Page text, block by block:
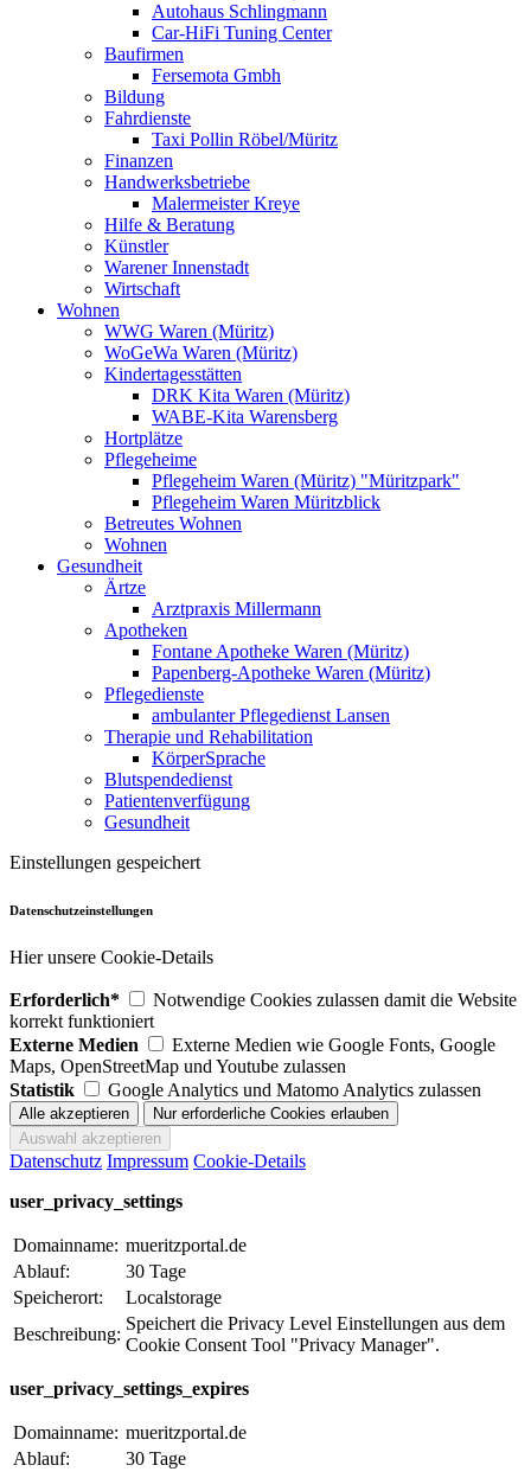
Autohaus Schlingmann
Car-HiFi Tuning Center
Baufirmen
Fersemota Gmbh
Bildung
Fahrdienste
Taxi Pollin Röbel/Müritz
Finanzen
Handwerksbetriebe
Malermeister Kreye
Hilfe & Beratung
Künstler
Warener Innenstadt
Wirtschaft
Wohnen
WWG Waren (Müritz)
WoGeWa Waren (Müritz)
Kindertagesstätten
DRK Kita Waren (Müritz)
WABE-Kita Warensberg
Hortplätze
Pflegeheime
Pflegeheim Waren (Müritz) "Müritzpark"
Pflegeheim Waren Müritzblick
Betreutes Wohnen
Wohnen
Gesundheit
Ärtze
Arztpraxis Millermann
Apotheken
Fontane Apotheke Waren (Müritz)
Papenberg-Apotheke Waren (Müritz)
Pflegedienste
ambulanter Pflegedienst Lansen
Therapie und Rehabilitation
KörperSprache
Blutspendedienst
Patientenverfügung
Gesundheit
Einstellungen gespeichert
Datenschutzeinstellungen
Hier unsere Cookie-Details
Erforderlich*
Notwendige Cookies zulassen damit die Website
korrekt funktioniert
Externe Medien
Externe Medien wie Google Fonts, Google
Maps, OpenStreetMap und Youtube zulassen
Statistik
Google Analytics und Matomo Analytics zulassen
Datenschutz Impressum Cookie-Details
user_privacy_settings
Domainname: mueritzportal.de
Ablauf:
30 Tage
Speicherort:
Localstorage
Beschreibung:
Speichert die Privacy Level Einstellungen aus dem
Cookie Consent Tool "Privacy Manager".
user_privacy_settings_expires
Domainname: mueritzportal.de
Ablauf:
30 Tage